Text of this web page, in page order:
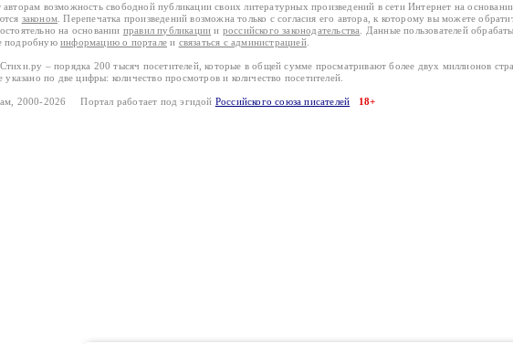
возможность свободной публикации своих литературных произведений в сети Интернет на
законом . Перепечатка произведений возможна только с согласия его автора, к которому вы можете
на основании правил публикации и российского законодательства . Данные пользователей
подробную информацию о портале и связаться с администрацией.
– порядка 200 тысяч посетителей, которые в общей сумме просматривают более двух миллионов
по две цифры: количество просмотров и количество посетителей.
2000-2026 Портал работает под эгидой Российского союза писателей 18+